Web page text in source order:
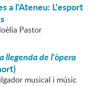
a l'Ateneu: L'esport
Pastor
llegenda de l'òpera
musical i músic